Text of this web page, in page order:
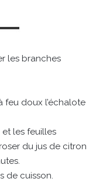
les branches
feu doux l’échalote
les feuilles
du jus de citron
de cuisson.